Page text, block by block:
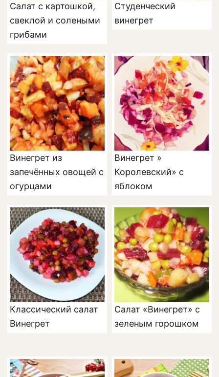
Салат с картошкой,
свеклой и солеными
грибами
Студенческий
винегрет
Винегрет из
запечённых овощей с
огурцами
Винегрет »
Королевский» с
яблоком
Классический салат
Винегрет
Салат «Винегрет» с
зеленым горошком